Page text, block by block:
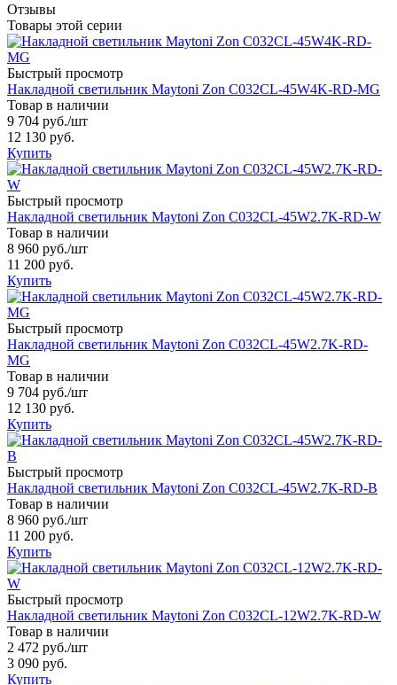
Отзывы
Товары этой серии
Быстрый просмотр
Накладной светильник Maytoni Zon C032CL-45W4K-RD-MG
Товар в наличии
9 704 руб./шт
12 130 руб.
Купить
Быстрый просмотр
Накладной светильник Maytoni Zon C032CL-45W2.7K-RD-W
Товар в наличии
8 960 руб./шт
11 200 руб.
Купить
Быстрый просмотр
Накладной светильник Maytoni Zon C032CL-45W2.7K-RD-
MG
Товар в наличии
9 704 руб./шт
12 130 руб.
Купить
Быстрый просмотр
Накладной светильник Maytoni Zon C032CL-45W2.7K-RD-B
Товар в наличии
8 960 руб./шт
11 200 руб.
Купить
Быстрый просмотр
Накладной светильник Maytoni Zon C032CL-12W2.7K-RD-W
Товар в наличии
2 472 руб./шт
3 090 руб.
Купить